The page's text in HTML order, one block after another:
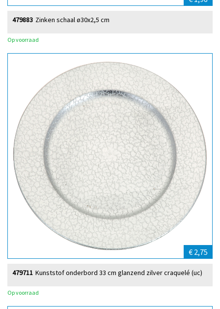
Zinken schaal ø30x2,5 cm
479883
Op voorraad
€ 2,75
Kunststof onderbord 33 cm glanzend zilver craquelé (uc)
479711
Op voorraad